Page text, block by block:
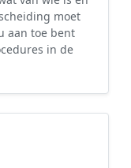
moet
aan toe bent
in de